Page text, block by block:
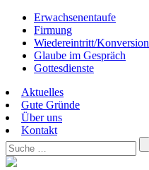
Erwachsenentaufe
Firmung
Wiedereintritt/Konversion
Glaube im Gespräch
Gottesdienste
Aktuelles
Gute Gründe
Über uns
Kontakt